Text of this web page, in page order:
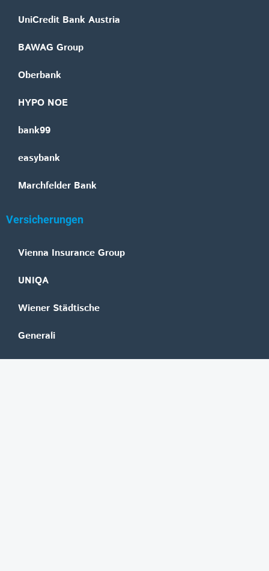
UniCredit Bank Austria
BAWAG Group
Oberbank
HYPO NOE
bank99
easybank
Marchfelder Bank
Versicherungen
Vienna Insurance Group
UNIQA
Wiener Städtische
Generali
Allianz